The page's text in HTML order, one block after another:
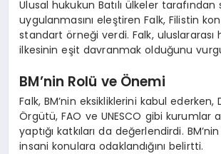
Ulusal hukukun Batılı ülkeler
uygulanmasını eleştiren Falk, Filistin
standart örneği verdi. Falk,
ilkesinin eşit davranmak olduğunu
BM’nin Rolü ve Önemi
Falk, BM’nin eksikliklerini kabul ederken,
Örgütü, FAO ve UNESCO gibi kurumlar
yaptığı katkıları da değerlendirdi.
insani konulara odaklandığını belirtti.